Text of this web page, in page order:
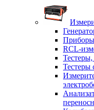
RCL-
Тестеры